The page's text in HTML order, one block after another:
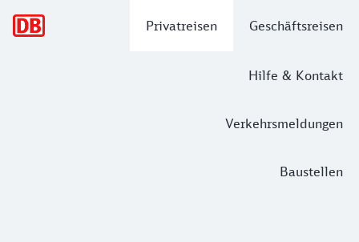
Privatreisen Geschäftsreisen
Hilfe & Kontakt
Verkehrsmeldungen
Baustellen